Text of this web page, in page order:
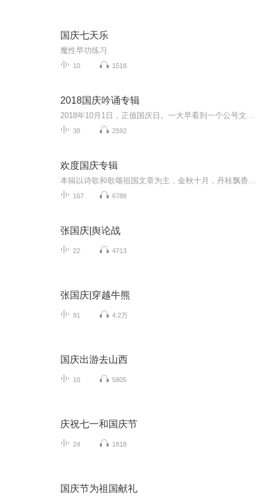
国庆七天乐
魔性早功练习
10 1518
2018国庆吟诵专辑
38 2592
欢度国庆专辑
167 6788
张国庆|舆论战
22 4713
张国庆|穿越牛熊
91 4.2万
国庆出游去山西
10 5805
庆祝七一和国庆节
24 1818
国庆节为祖国献礼